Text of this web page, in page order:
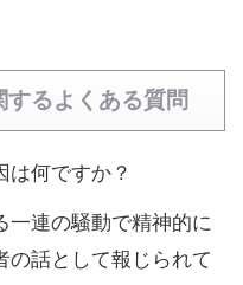
るよくある質問
は何ですか？
一連の騒動で精神的に
の話として報じられて